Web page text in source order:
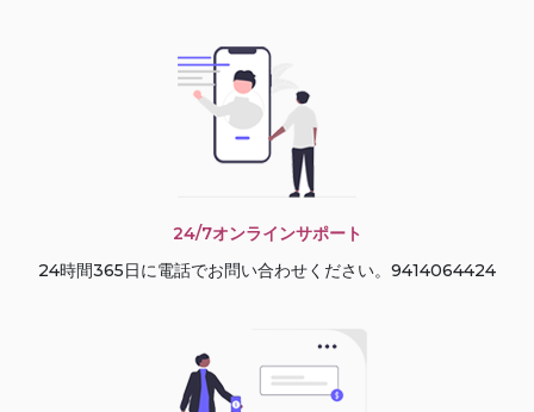
24/7オンラインサポート
24時間365日に電話でお問い合わせください。9414064424